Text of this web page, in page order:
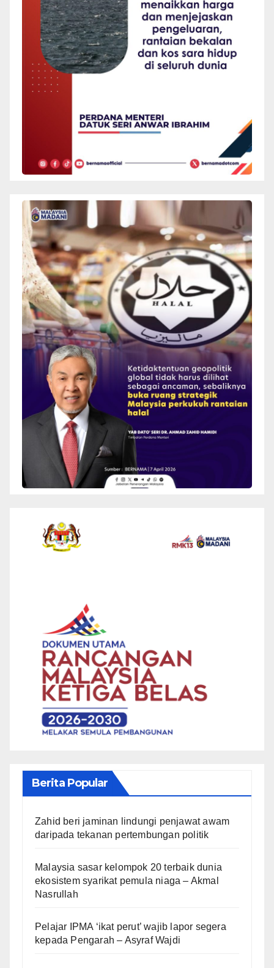
Berita Popular
Zahid beri jaminan lindungi penjawat awam
daripada tekanan pertembungan politik
Malaysia sasar kelompok 20 terbaik dunia
ekosistem syarikat pemula niaga – Akmal
Nasrullah
Pelajar IPMA ‘ikat perut’ wajib lapor segera
kepada Pengarah – Asyraf Wajdi